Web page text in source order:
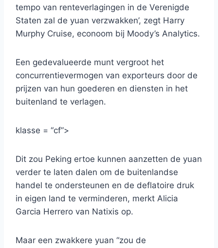
tempo van renteverlagingen in de Verenigde
Staten zal de yuan verzwakken’, zegt Harry
Murphy Cruise, econoom bij Moody’s Analytics.
Een gedevalueerde munt vergroot het
concurrentievermogen van exporteurs door de
prijzen van hun goederen en diensten in het
buitenland te verlagen.
klasse = “cf”>
Dit zou Peking ertoe kunnen aanzetten de yuan
verder te laten dalen om de buitenlandse
handel te ondersteunen en de deflatoire druk
in eigen land te verminderen, merkt Alicia
Garcia Herrero van Natixis op.
Maar een zwakkere yuan “zou de